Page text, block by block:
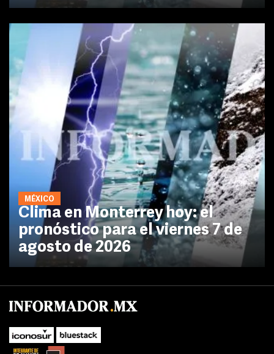
MÉXICO
Clima en Monterrey hoy: el
pronóstico para el viernes 7 de
agosto de 2026